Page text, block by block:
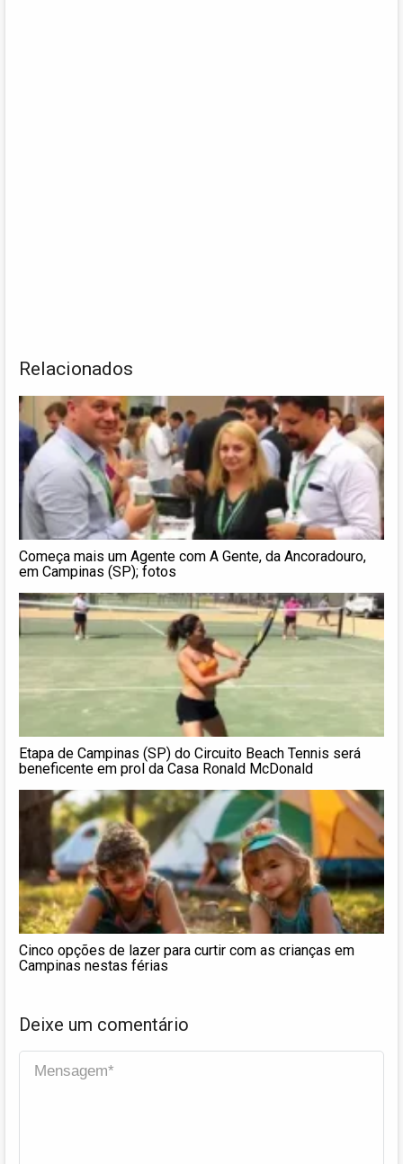
Relacionados
Começa mais um Agente com A Gente, da Ancoradouro,
em Campinas (SP); fotos
Etapa de Campinas (SP) do Circuito Beach Tennis será
beneficente em prol da Casa Ronald McDonald
Cinco opções de lazer para curtir com as crianças em
Campinas nestas férias
Deixe um comentário